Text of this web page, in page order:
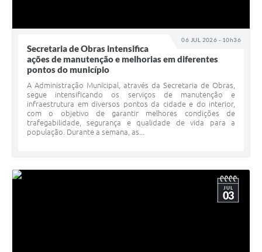
06 JUL 2026 - 10h36
Secretaria de Obras intensifica
ações de manutenção e melhorias em diferentes
pontos do município
A Administração Municipal, através da Secretaria de Obras,
segue intensificando os serviços de manutenção e
infraestrutura em diversos pontos da cidade e do interior,
com o objetivo de garantir melhores condições de
trafegabilidade, segurança e qualidade de vida para a
população. Durante a semana, as...
JUL
03